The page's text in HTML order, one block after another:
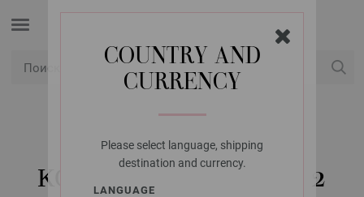
COUNTRY AND
CURRENCY
Please select language, shipping
destination and currency.
LANGUAGE
LANA GROSSA
КОФТА BRIGITTE NO. 2